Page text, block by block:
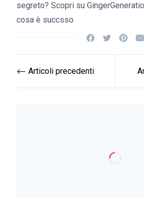
segreto? Scopri su
cosa è succsso
⟵ Articoli precedenti